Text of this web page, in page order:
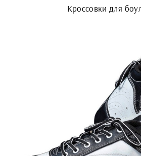
Кроссовки для